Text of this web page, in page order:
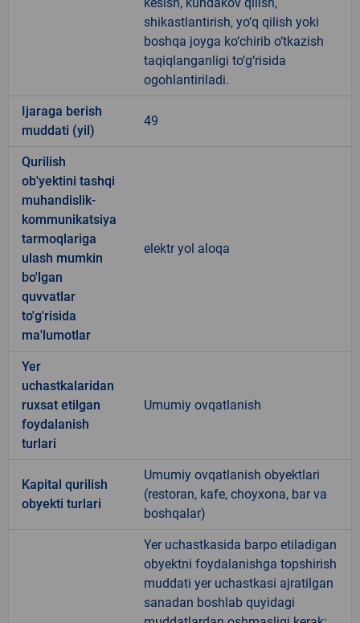
shikastlantirish, yo‘q qilish yoki
boshqa joyga ko‘chirib o‘tkazish
taqiqlanganligi to‘g‘risida
ogohlantiriladi.
Ijaraga berish
muddati (yil)
49
Qurilish
ob'yektini tashqi
muhandislik-
kommunikatsiya
tarmoqlariga
ulash mumkin
bo'lgan
quvvatlar
to'g'risida
ma'lumotlar
elektr yol aloqa
Yer
uchastkalaridan
ruxsat etilgan
foydalanish
turlari
Umumiy ovqatlanish
Kapital qurilish
obyekti turlari
Umumiy ovqatlanish obyektlari
(restoran, kafe, choyxona, bar va
boshqalar)
Yer uchastkasida barpo etiladigan
obyektni foydalanishga topshirish
muddati yer uchastkasi ajratilgan
sanadan boshlab quyidagi